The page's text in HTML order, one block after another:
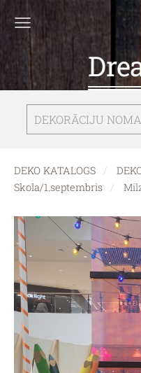
DEKORĀCIJU
DEKO KATALOGS
Skola/1.septembris